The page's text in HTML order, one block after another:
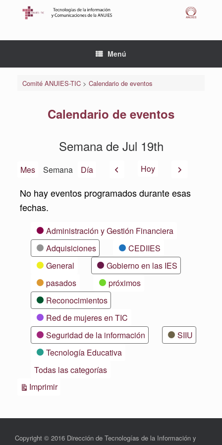
Menú
Comité ANUIES-TIC> Calendario de eventos
Calendario de eventos
Semana de Jul 19th
Mes Semana Día AnteriorHoy Siguiente
No hay eventos programados durante esas
fechas.
CategoríasAdministración y Gestión Financiera
Adquisiciones
CEDIIES
General
Gobierno en las IES
pasados
próximos
Reconocimientos
Red de mujeres en TIC
Seguridad de la información
SIIU
Tecnología Educativa
Todas las categorías
ImprimirVistas
Copyright © 2016 Dirección de Tecnologías de la Información y